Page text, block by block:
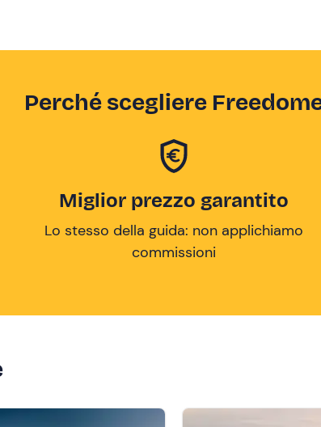
Perché scegliere
Miglior prezzo garantito
Lo stesso della guida: non applichiamo
commissioni